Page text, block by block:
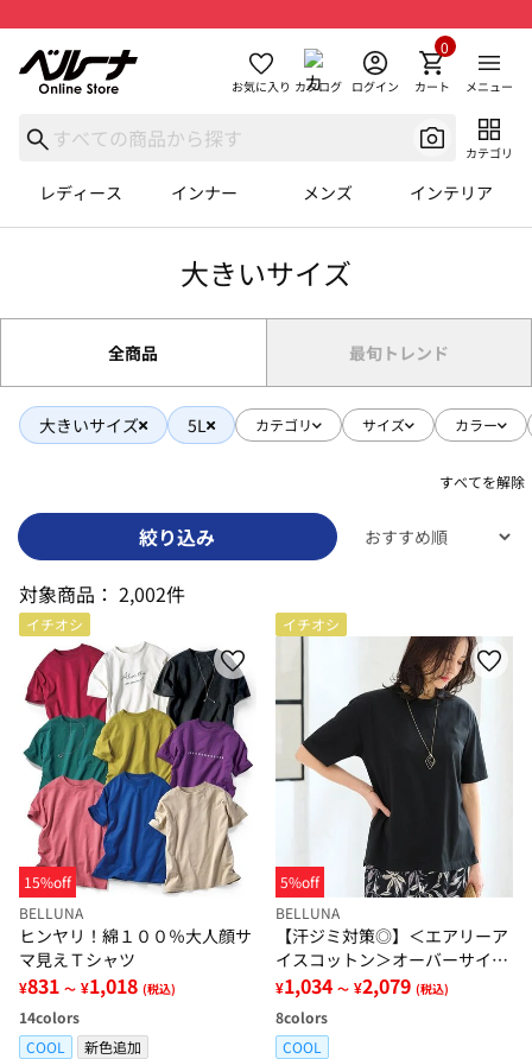
お気に入り カタログ ログイン カート
0
メニュー
カテゴリ
レディース インナー メンズ インテリア
大きいサイズ
全商品 最旬トレンド
大きいサイズ 5L カテゴリ サイズ カラー
すべてを解除
絞り込み
対象商品： 2,002件
イチオシ
15%off
BELLUNA
ヒンヤリ！綿１００％大人顔サ
マ見えＴシャツ
¥831 ～ ¥1,018 (税込)
14colors
COOL
新色追加
イチオシ
5%off
BELLUNA
【汗ジミ対策◎】＜エアリーア
イスコットン＞オーバーサイズ
Ｔシャツ【選べる袖丈】
¥1,034 ～ ¥2,079 (税込)
8colors
COOL